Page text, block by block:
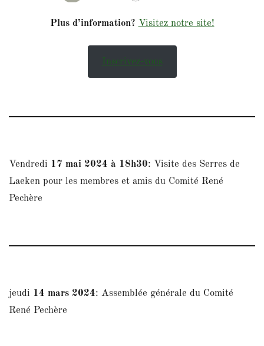
Plus d’information? Visitez notre site!
Inscrivez-vous
Vendredi 17 mai 2024 à 18h30: Visite des Serres de
Laeken pour les membres et amis du Comité René
Pechère
jeudi 14 mars 2024: Assemblée générale du Comité
René Pechère